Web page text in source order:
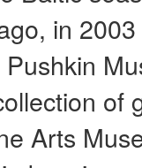
in
of
Arts